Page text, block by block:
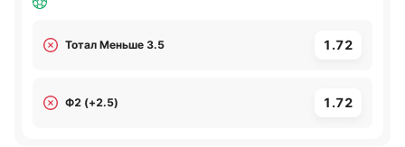
контратаках. В этой встрече не жду большого
количества голов, на этот матч предлагаю
заиграть две ставка, удачи! [forecast ordinar 1]
Тотал Меньше 3.5 1.72
Ф2 (+2.5) 1.72